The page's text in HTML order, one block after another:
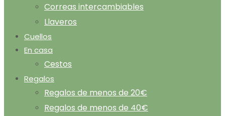
Correas intercambiables
Llaveros
Cuellos
En casa
Cestos
Regalos
Regalos de menos de 20€
Regalos de menos de 40€